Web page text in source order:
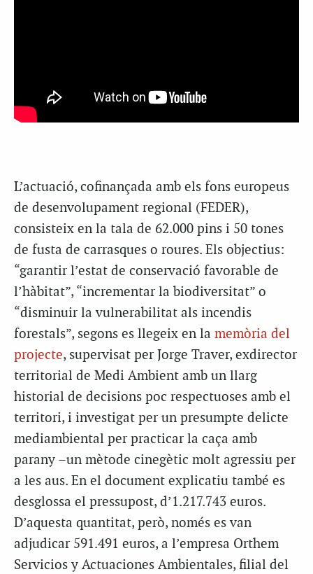
L’actuació, cofinançada amb els fons europeus
de desenvolupament regional (FEDER),
consisteix en la tala de 62.000 pins i 50 tones
de fusta de carrasques o roures. Els objectius:
“garantir l’estat de conservació favorable de
l’hàbitat”, “incrementar la biodiversitat” o
“disminuir la vulnerabilitat als incendis
forestals”, segons es llegeix en la memòria del
projecte, supervisat per Jorge Traver, exdirector
territorial de Medi Ambient amb un llarg
historial de decisions poc respectuoses amb el
territori, i investigat per un presumpte delicte
mediambiental per practicar la caça amb
parany –un mètode cinegètic molt agressiu per
a les aus. En el document explicatiu també es
desglossa el pressupost, d’1.217.743 euros.
D’aquesta quantitat, però, només es van
adjudicar 591.491 euros, a l’empresa Orthem
Servicios y Actuaciones Ambientales, filial del